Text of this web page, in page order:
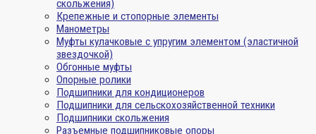
скольжения)
Крепежные и стопорные элементы
Манометры
Муфты кулачковые с упругим элементом (эластичной
звездочкой)
Обгонные муфты
Опорные ролики
Подшипники для кондиционеров
Подшипники для сельскохозяйственной техники
Подшипники скольжения
Разъемные подшипниковые опоры